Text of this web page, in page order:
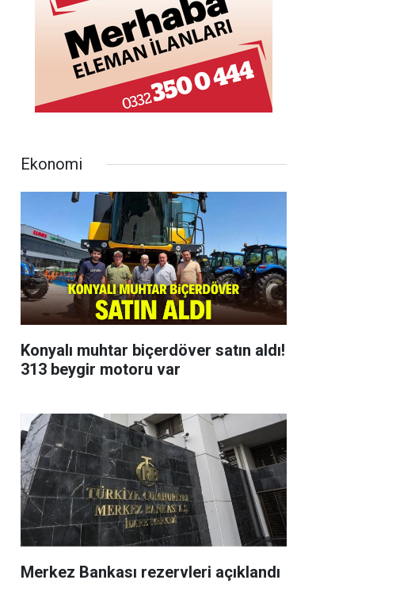
Ekonomi
Konyalı muhtar biçerdöver satın aldı!
313 beygir motoru var
Merkez Bankası rezervleri açıklandı